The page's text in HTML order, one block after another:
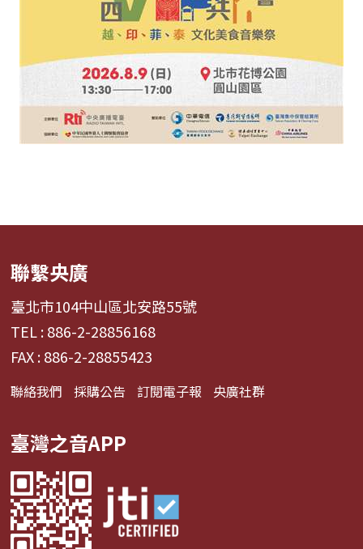
聯繫央廣
臺北市104中山區北安路55號
TEL : 886-2-28856168
FAX : 886-2-28855423
聯絡我們 採購公告 訂閱電子報 央廣社群
臺灣之音APP